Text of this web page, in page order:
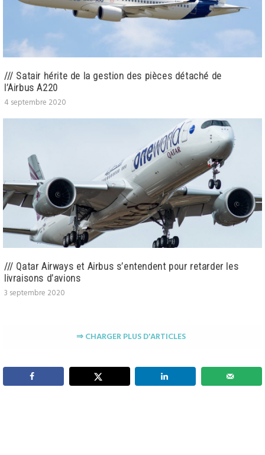
/// Satair hérite de la gestion des pièces détaché de
l’Airbus A220
4 septembre 2020
/// Qatar Airways et Airbus s’entendent pour retarder les
livraisons d’avions
3 septembre 2020
⇒ CHARGER PLUS D'ARTICLES